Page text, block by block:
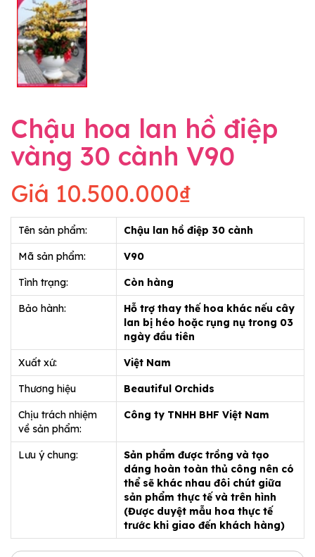
Chậu hoa lan hồ điệp
vàng 30 cành V90
Giá 10.500.000₫
Tên sản phẩm: Chậu lan hồ điệp 30 cành
Mã sản phẩm: V90
Tình trạng: Còn hàng
Bảo hành:
Hỗ trợ thay thế hoa khác nếu cây
lan bị héo hoặc rụng nụ trong 03
ngày đầu tiên
Xuất xứ: Việt Nam
Thương hiệu Beautiful Orchids
Chịu trách nhiệm
về sản phẩm:
Công ty TNHH BHF Việt Nam
Lưu ý chung:
Sản phẩm được trồng và tạo
dáng hoàn toàn thủ công nên có
thể sẽ khác nhau đôi chút giữa
sản phẩm thực tế và trên hình
(Được duyệt mẫu hoa thực tế
trước khi giao đến khách hàng)